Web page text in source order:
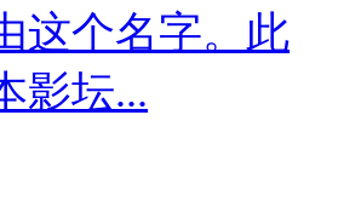
这个名字。此
影坛...